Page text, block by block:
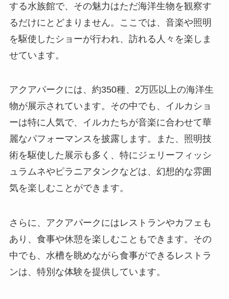
する水族館で、その魅力はただ海洋生物を観察す
るだけにとどまりません。ここでは、音楽や照明
を駆使したショーが行われ、訪れる人々を楽しま
せています。
アクアパークには、約350種、 2万匹以上の海洋生
物が展示されています。その中でも、イルカショ
ーは特に人気で、イルカたちが音楽に合わせて華
麗なパフォーマンスを披露します。また、照明技
術を駆使した展示も多く、特にジェリーフィッシ
ュラムネやピラニアタンクなどは、幻想的な雰囲
気を楽しむことができます。
さらに、アクアパークにはレストランやカフェも
あり、食事や休憩を楽しむこともできます。その
中でも、水槽を眺めながら食事ができるレストラ
ンは、特別な体験を提供しています。